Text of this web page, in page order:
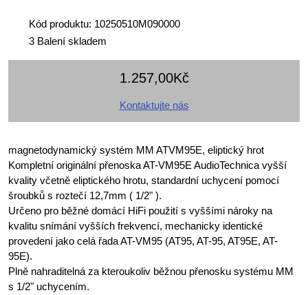
Kód produktu: 10250510M090000
3 Balení skladem
1.257,00Kč
Kontaktujte nás
magnetodynamický systém MM ATVM95E, eliptický hrot
Kompletní originální přenoska AT-VM95E AudioTechnica vyšší
kvality včetně eliptického hrotu, standardní uchycení pomocí
šroubků s roztečí 12,7mm ( 1/2" ).
Určeno pro běžné domácí HiFi použití s vyššími nároky na
kvalitu snímání vyšších frekvencí, mechanicky identické
provedení jako celá řada AT-VM95 (AT95, AT-95, AT95E, AT-
95E).
Plně nahraditelná za kteroukoliv běžnou přenosku systému MM
s 1/2" uchycením.